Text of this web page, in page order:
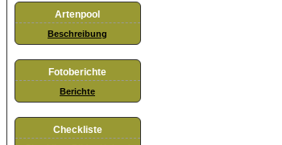
Artenpool
Beschreibung
Fotoberichte
Berichte
Checkliste